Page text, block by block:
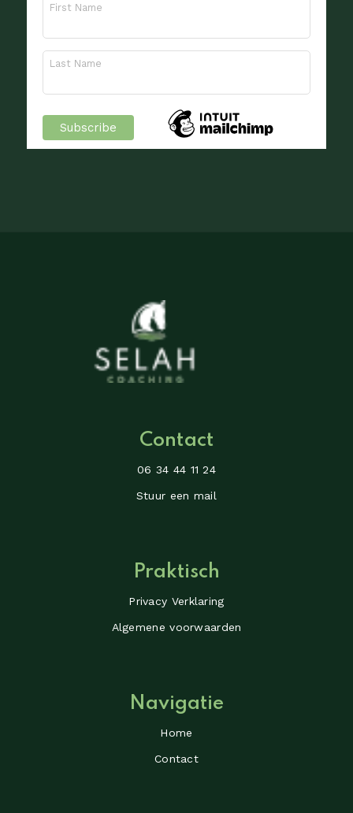
First Name
Last Name
Contact
06 34 44 11 24
Stuur een mail
Praktisch
Privacy Verklaring
Algemene voorwaarden
Navigatie
Home
Contact